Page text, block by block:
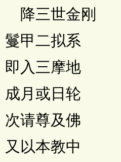
三世金刚
二拟系
三摩地
或日轮
尊及佛
本教中